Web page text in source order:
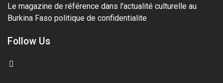
Le magazine de référence dans l'actualité culturelle au
Burkina Faso politique de confidentialite
Follow Us